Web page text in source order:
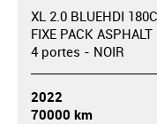
XL 2.0 BLUEHDI
FIXE PACK
4 portes - NOIR
2022
70000 km